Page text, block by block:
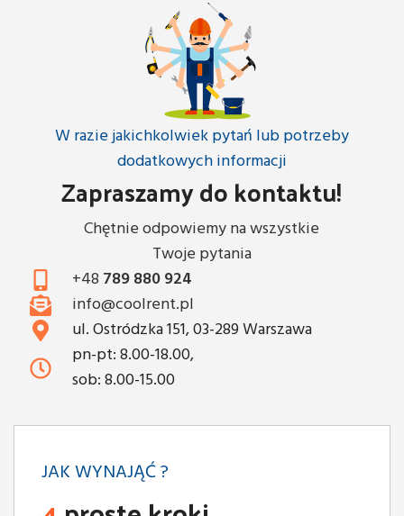
W razie jakichkolwiek pytań lub potrzeby
dodatkowych informacji
Zapraszamy do kontaktu!
Chętnie odpowiemy na wszystkie
Twoje pytania
+48 789 880 924
info@coolrent.pl
ul. Ostródzka 151, 03-289 Warszawa
pn-pt: 8.00-18.00,
sob: 8.00-15.00
JAK WYNAJĄĆ ?